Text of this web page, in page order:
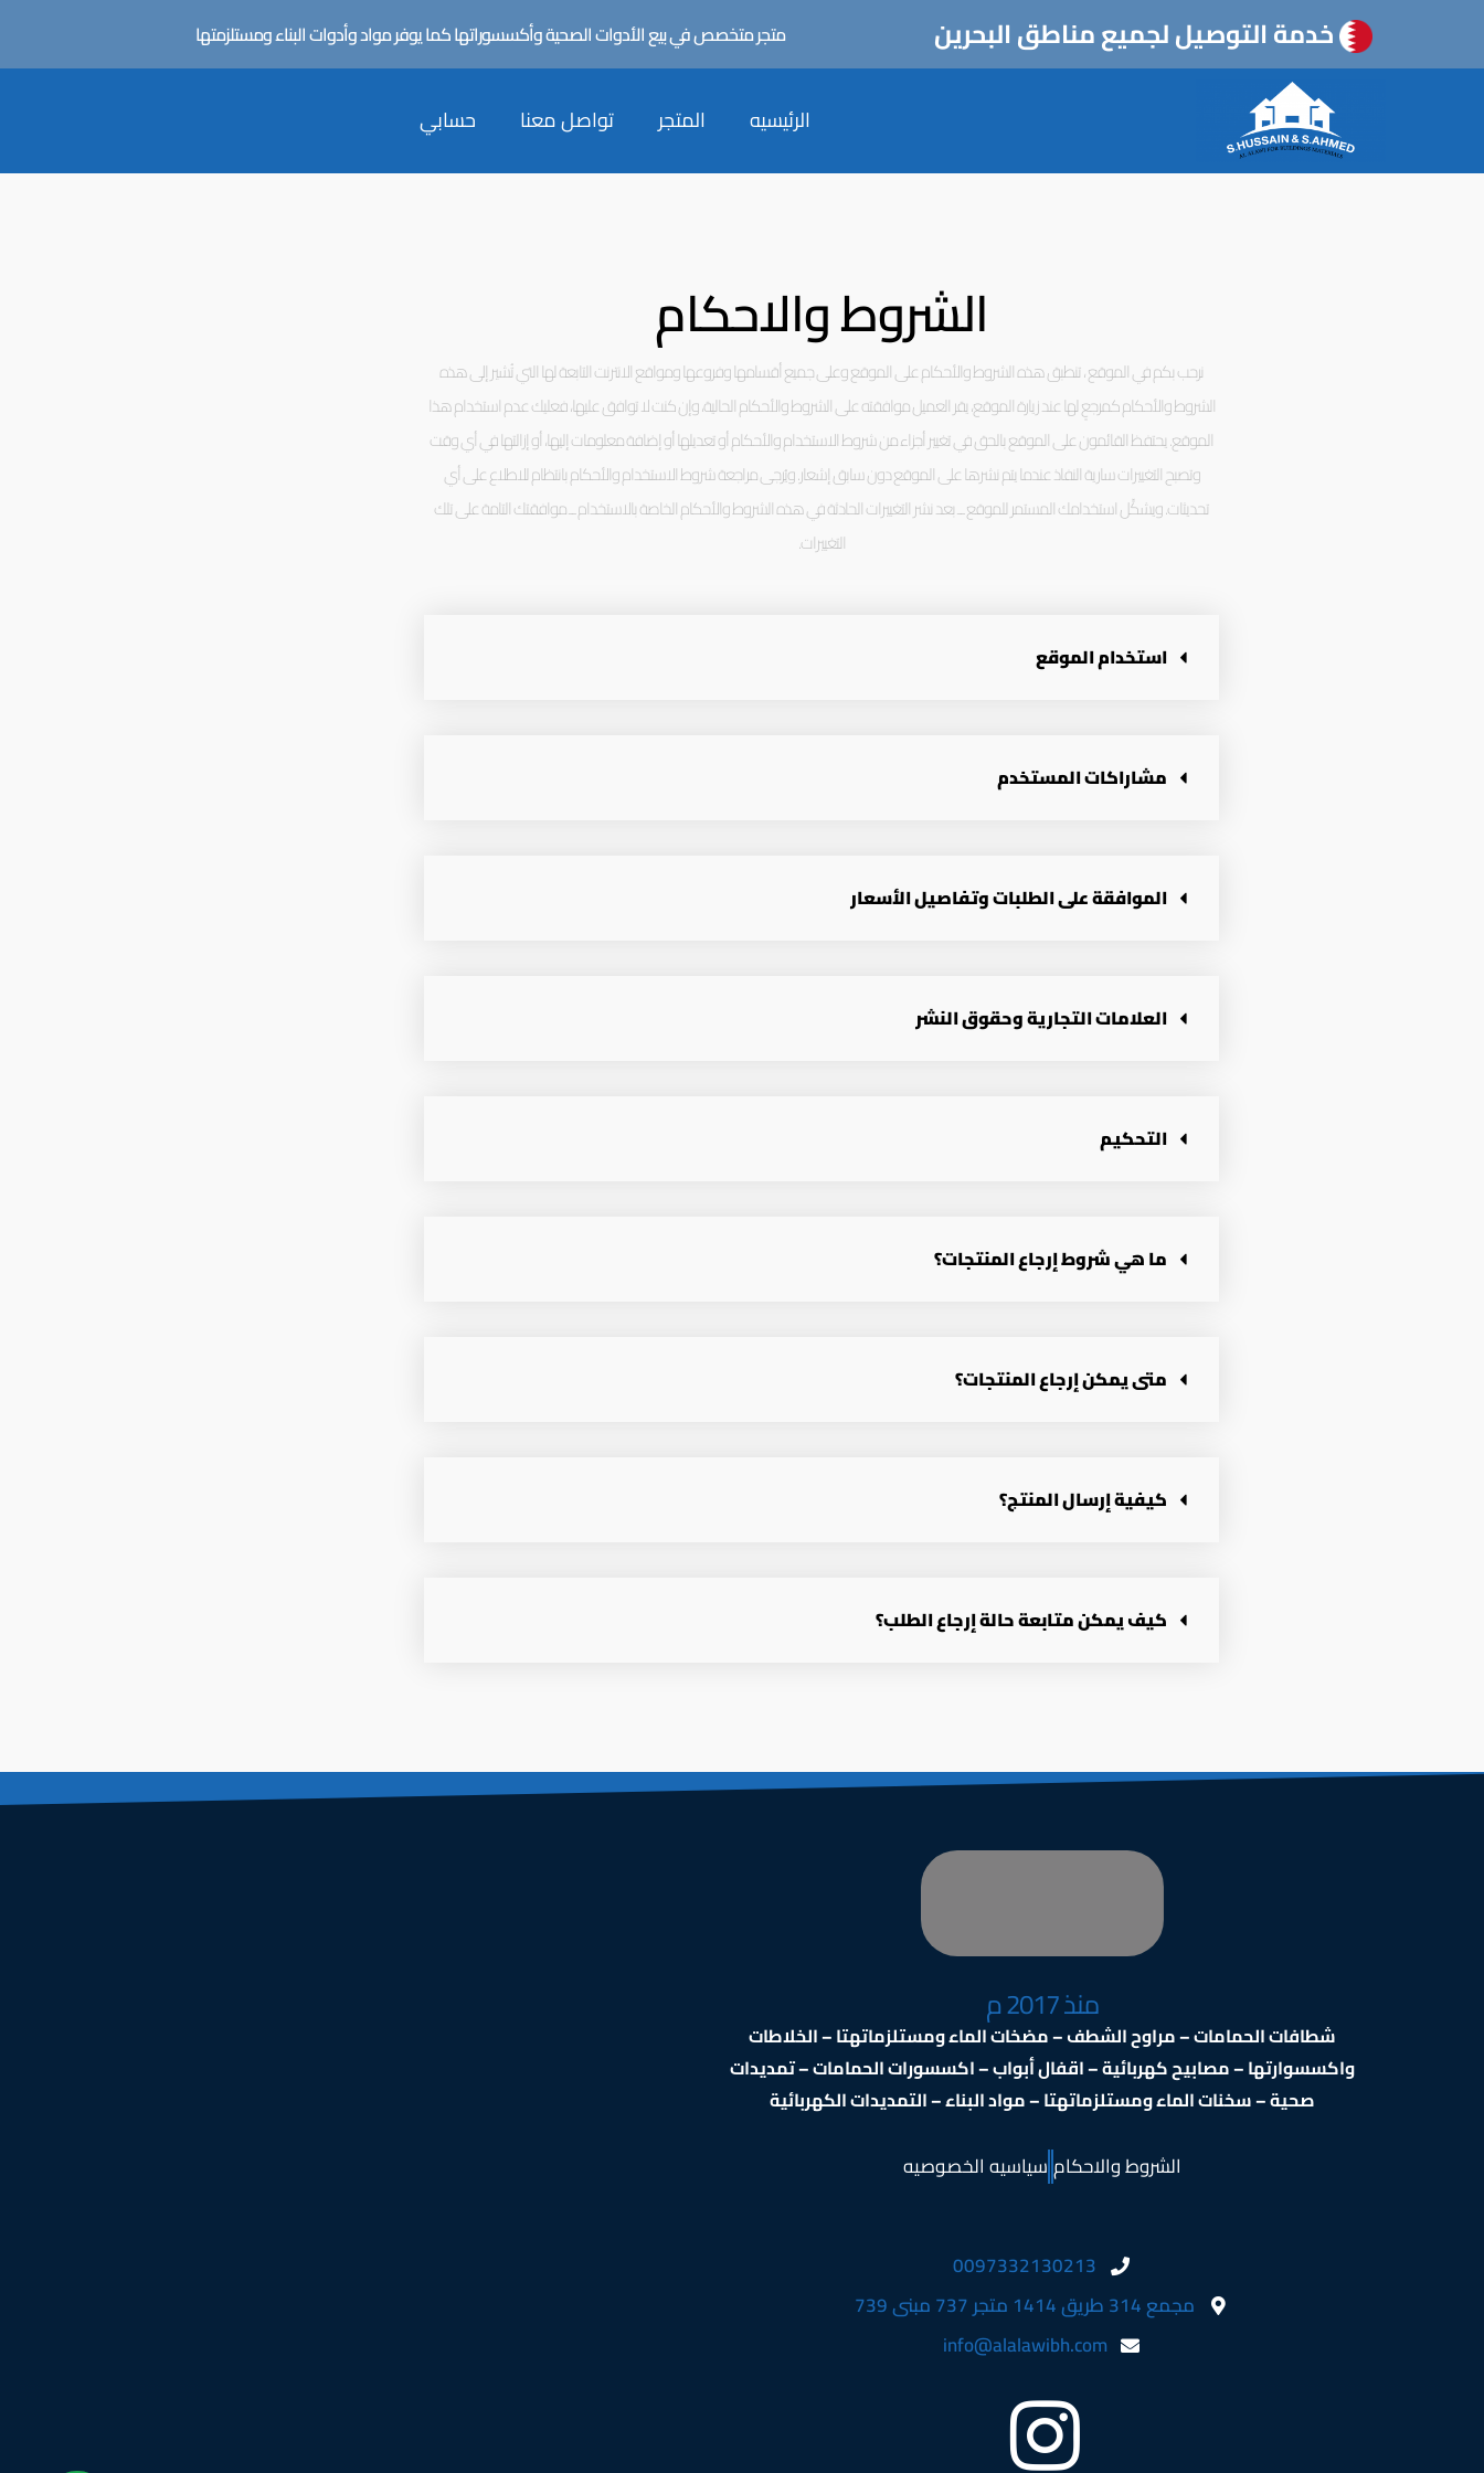
خدمة التوصيل لجميع مناطق البحرين متجر متخصص في بيع الأدوات الصحية وأكسسوراتها كما يوفر مواد وأدوات البناء ومستلزمتها
الرئيسيه المتجر تواصل معنا حسابي
الشروط والاحكام
نرحب بكم في الموقع ، تنطبق هذه الشروط والأحكام على الموقع وعلى جميع أقسامها وفروعها ومواقع الانترنت التابعة لها التي تُشير إلى هذه
الشروط والأحكام كمرجعٍ لها عند زيارة الموقع، يقر العميل موافقته على الشروط والأحكام الحالية، وإن كنت لا توافق عليها، فعليك عدم استخدام هذا
الموقع. يحتفظ القائمون على الموقع بالحق في تغيير أجزاء من شروط الاستخدام والأحكام أو تعديلها أو إضافة معلومات إليها، أو إزالتها في أي وقت
وتصبح التغييرات سارية النفاذ عندما يتم نشرها على الموقع دون سابق إشعار. ويُرجى مراجعة شروط الاستخدام والأحكام بانتظام للاطلاع على أي
تحديثات. ويشكِّل استخدامك المستمر للموقع ــ بعد نشر التغييرات الحادثة في هذه الشروط والأحكام الخاصة بالاستخدام ــ موافقتك التامة على تلك
التغييرات.
استخدام الموقع
مشاراكات المستخدم
الموافقة على الطلبات وتفاصيل الأسعار
العلامات التجارية وحقوق النشر
التحكيم
ما هي شروط إرجاع المنتجات؟
متى يمكن إرجاع المنتجات؟
كيفية إرسال المنتج؟
كيف يمكن متابعة حالة إرجاع الطلب؟
منذ 2017 م
شطافات الحمامات – مراوح الشطف – مضخات الماء ومستلزماتهتا – الخلاطات
واكسسوارتها – مصابيح كهربائية – اقفال أبواب – اكسسورات الحمامات – تمديدات
صحية – سخنات الماء ومستلزماتهتا – مواد البناء – التمديدات الكهربائية
الشروط والاحكامسياسيه الخصوصيه
0097332130213
مجمع 314 طريق 1414 متجر 737 مبنى 739
info@alalawibh.com